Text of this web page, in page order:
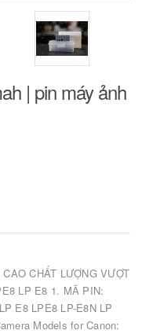
| pin máy ảnh
CHẤT LƯỢNG VƯỢT
LP E8 1. MÃ PIN:
E8 LPE8 LP-E8N LP
Models for Canon: